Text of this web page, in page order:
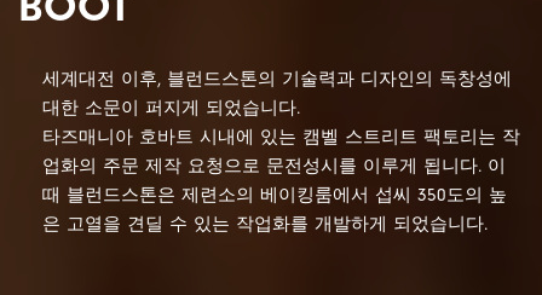
세계대전 이후, 블런드스톤의 기술력과 디자인의 독창성에
대한 소문이 퍼지게 되었습니다.
타즈매니아 호바트 시내에 있는 캠벨 스트리트 팩토리는 작
업화의 주문 제작 요청으로 문전성시를 이루게 됩니다. 이
때 블런드스톤은 제련소의 베이킹룸에서 섭씨 350도의 높
은 고열을 견딜 수 있는 작업화를 개발하게 되었습니다.